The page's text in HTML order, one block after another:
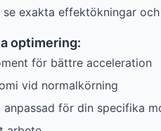
exakta effektökningar
optimering:
för bättre acceleration
vid normalkörning
för din specifika